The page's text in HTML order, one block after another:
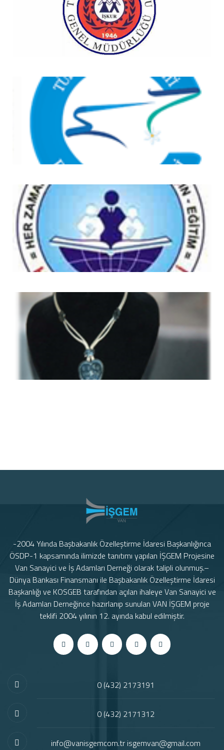
-2004 Yılında Başbakanlık Özelleştirme İdaresi Başkanlığınca
ÖSDP-1 kapsamında ilimizde tanıtımı yapılan İŞGEM Projesine
Van Sanayici ve İş Adamları Derneği olarak talipli olunmuş.–
Dünya Bankası Finansmanı ile Başbakanlık Özelleştirme İdaresi
Başkanlığı ve KOSGEB tarafından açılan ihaleye Van Sanayici ve
İş Adamları Derneğince hazırlanıp sunulan VAN İŞGEM proje
teklifi 2004 yılının 12. ayında kabul edilmiştir.
0 (432) 2173191
0 (432) 2171312
info@vanisgemcom.tr isgemvan@gmail.com